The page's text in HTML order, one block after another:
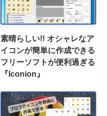
素晴らしい!! オシャレなア
イコンが簡単に作成できる
フリーソフトが便利過ぎる
『Iconion』